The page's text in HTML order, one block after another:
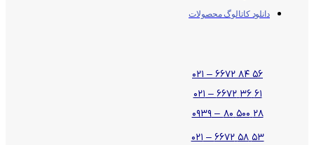
دانلود کاتالوگ محصولات
۵۶ ۸۴ ۶۶۷۲ – ۰۲۱
۶۱ ۳۶ ۶۶۷۲ – ۰۲۱
۲۸ ۵۰۰ ۸۰ – ۰۹۳۹
۵۳ ۵۸ ۶۶۷۲ – ۰۲۱